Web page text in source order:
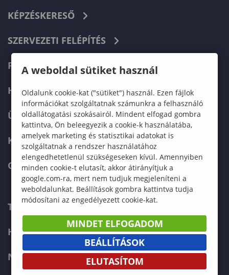
KÉPZÉSKERESŐ
SZERVEZETI FELÉPÍTÉS
FELVÉTELIZŐKNEK
HALLGATÓKNAK
ÜZLETI PARTNEREKNEK
KARRIER
GREEN UNIVERSITY
TELEFONKÖNYV
HIBABEJELENTÉS
NEPTUN
A weboldal sütiket használ
Oldalunk cookie-kat ("sütiket") használ. Ezen fájlok
információkat szolgáltatnak számunkra a felhasználó
oldallátogatási szokásairól. Mindent elfogad gombra
kattintva, Ön beleegyezik a cookie-k használatába,
amelyek marketing és statisztikai adatokat is
szolgáltatnak a rendszer használatához
elengedhetetlenül szükségeseken kívül. Amennyiben
minden cookie-t elutasít, akkor átirányítjuk a
google.com-ra, mert nem tudjuk megjeleníteni a
weboldalunkat. Beállítások gombra kattintva tudja
módosítani az engedélyezett cookie-kat.
MINDET ELFOGADOM
BEÁLLÍTÁSOK
ELUTASÍTOM